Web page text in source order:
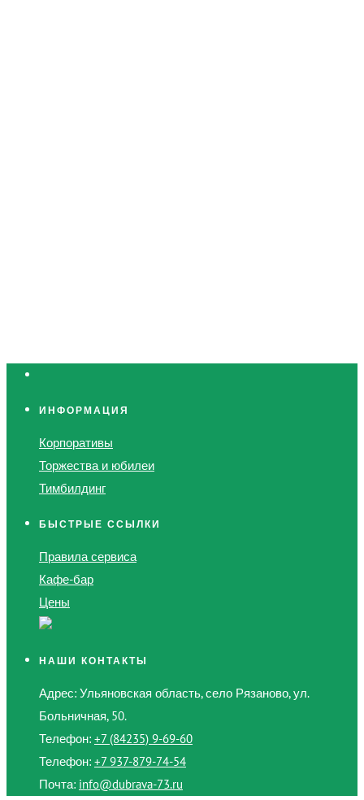
ИНФОРМАЦИЯ
Корпоративы
Торжества и юбилеи
Тимбилдинг
БЫСТРЫЕ ССЫЛКИ
Правила сервиса
Кафе-бар
Цены
НАШИ КОНТАКТЫ
Адрес: Ульяновская область, село Рязаново, ул.
Больничная, 50.
Телефон: +7 (84235) 9-69-60
Телефон: +7 937-879-74-54
Почта: info@dubrava-73.ru